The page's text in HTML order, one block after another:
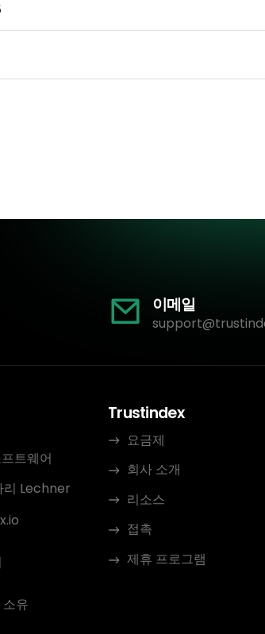
이메일
트웨어
리 Lechner
유
Trustindex
요금제
회사 소개
리소스
접촉
제휴 프로그램